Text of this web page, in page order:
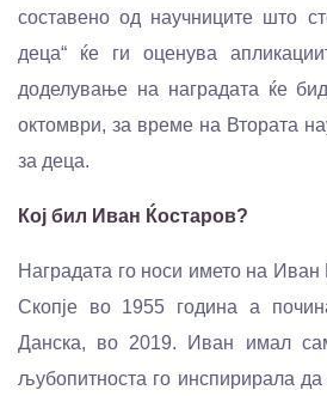
составено од научниците што
деца“ ќе ги оценува
доделување на наградата ќе
октомври, за време на Втората
за деца.
Кој бил Иван Ќостаров?
Наградата го носи името на Иван
Скопје во 1955 година а
Данска, во 2019. Иван имал
љубопитноста го инспирирала